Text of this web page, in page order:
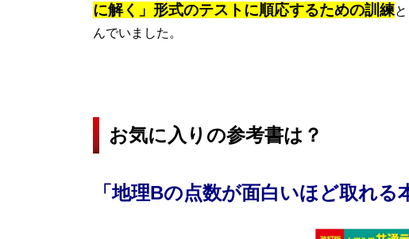
に解く」形式のテストに順応するための訓練
んでいました。
お気に入りの参考書は？
「地理Bの点数が面白いほど取れる